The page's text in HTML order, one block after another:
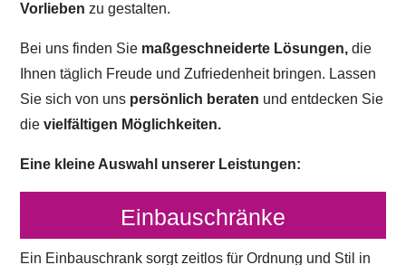
Vorliebenzu gestalten.
Bei uns finden Sie maßgeschneiderte Lösungen, die
Ihnen täglich Freude und Zufriedenheit bringen. Lassen
Sie sich von uns persönlich beraten und entdecken Sie
dievielfältigen Möglichkeiten.
Eine kleine Auswahl unserer Leistungen:
Einbauschränke
Ein Einbauschrank sorgt zeitlos für Ordnung und Stil in